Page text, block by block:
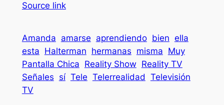
Source link
Amanda amarse aprendiendo bien ella
esta Halterman hermanas misma Muy
Pantalla Chica Reality Show Reality TV
Señales sí Tele Telerrealidad Televisión
TV